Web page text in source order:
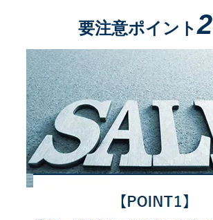
要注意ポイント2